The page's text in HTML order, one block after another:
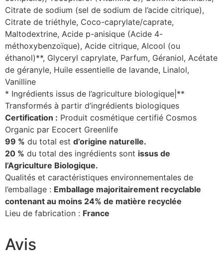
Citrate de sodium (sel de sodium de l’acide citrique),
Citrate de triéthyle, Coco-caprylate/caprate,
Maltodextrine, Acide p-anisique (Acide 4-
méthoxybenzoïque), Acide citrique, Alcool (ou
éthanol)**, Glyceryl caprylate, Parfum, Géraniol, Acétate
de géranyle, Huile essentielle de lavande, Linalol,
Vanilline
* Ingrédients issus de l’agriculture biologique|**
Transformés à partir d’ingrédients biologiques
Certification : Produit cosmétique certifié Cosmos
Organic par Ecocert Greenlife
99 % du total est d’origine naturelle.
20 % du total des ingrédients sont issus de
l’Agriculture Biologique.
Qualités et caractéristiques environnementales de
l’emballage : Emballage majoritairement recyclable
contenant au moins 24% de matière recyclée
Lieu de fabrication : France
Avis